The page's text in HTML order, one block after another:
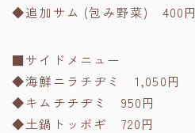
◆追加サム (包み野菜) 400円
■サイドメニュー
◆海鮮ニラチヂミ 1,050円
◆キムチチヂミ 950円
◆土鍋トッポギ 720円